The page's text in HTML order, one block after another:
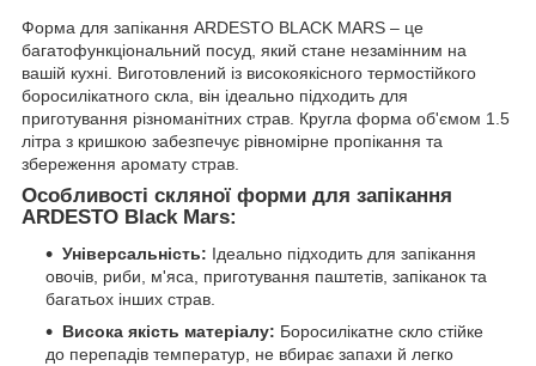
Форма для запікання ARDESTO BLACK MARS – це
багатофункціональний посуд, який стане незамінним на
вашій кухні. Виготовлений із високоякісного термостійкого
боросилікатного скла, він ідеально підходить для
приготування різноманітних страв. Кругла форма об'ємом 1.5
літра з кришкою забезпечує рівномірне пропікання та
збереження аромату страв.
Особливості скляної форми для запікання
ARDESTO Black Mars:
Універсальність: Ідеально підходить для запікання
овочів, риби, м'яса, приготування паштетів, запіканок та
багатьох інших страв.
Висока якість матеріалу: Боросилікатне скло стійке
до перепадів температур, не вбирає запахи й легко